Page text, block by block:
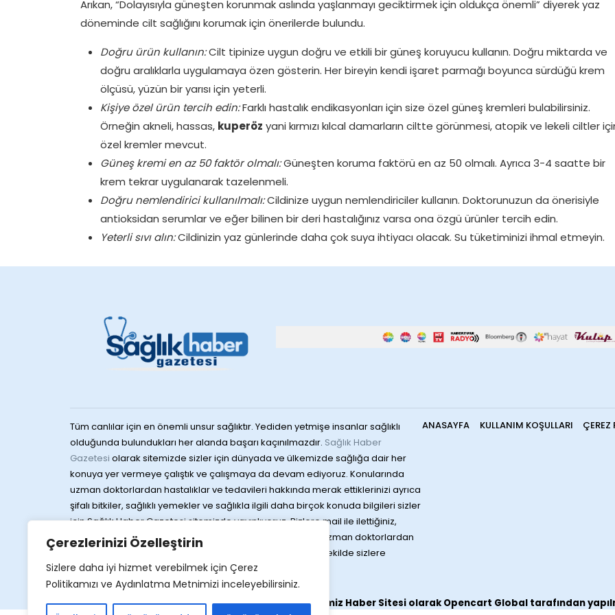
Çerezlerinizi Özelleştirin
Sizlere daha iyi hizmet verebilmek için Çerez
Politikamızı ve Aydınlatma Metnimizi inceleyebilirsiniz.
Arıkan, “Dolayısıyla güneşten korunmak aslında yaşlanmayı geciktirmek için oldukça önemli” diyerek yaz
döneminde cilt sağlığını korumak için önerilerde bulundu.
Doğru ürün kullanın:Cilt tipinize uygun doğru ve etkili bir güneş koruyucu kullanın. Doğru miktarda ve
doğru aralıklarla uygulamaya özen gösterin. Her bireyin kendi işaret parmağı boyunca sürdüğü krem
ölçüsü, yüzün bir yarısı için yeterli.
Kişiye özel ürün tercih edin:Farklı hastalık endikasyonları için size özel güneş kremleri bulabilirsiniz.
Örneğin akneli, hassas, kuperöz yani kırmızı kılcal damarların ciltte görünmesi, atopik ve lekeli ciltler
özel kremler mevcut.
Güneş kremi en az 50 faktör olmalı:Güneşten koruma faktörü en az 50 olmalı. Ayrıca 3-4 saatte bir
krem tekrar uygulanarak tazelenmeli.
Doğru nemlendirici kullanılmalı:Cildinize uygun nemlendiriciler kullanın. Doktorunuzun da önerisiyle
antioksidan serumlar ve eğer bilinen bir deri hastalığınız varsa ona özgü ürünler tercih edin.
Yeterli sıvı alın:Cildinizin yaz günlerinde daha çok suya ihtiyacı olacak. Su tüketiminizi ihmal etmeyin.
Tüm canlılar için en önemli unsur sağlıktır. Yediden yetmişe insanlar sağlıklı
olduğunda bulundukları her alanda başarı kaçınılmazdır. Sağlık Haber
Gazetesi olarak sitemizde sizler için dünyada ve ülkemizde sağlığa dair her
konuya yer vermeye çalıştık ve çalışmaya da devam ediyoruz. Konularında
uzman doktorlardan hastalıklar ve tedavileri hakkında merak ettiklerinizi ayrıca
şifalı bitkiler, sağlıklı yemekler ve sağlıkla ilgili daha birçok konuda bilgileri sizler
için Sağlık Haber Gazetesi sitemizde yayınlıyoruz. Bizlere mail ile ilettiğiniz,
sağlığa dair merak ettiğiniz konuları da yine konularında uzman doktorlardan
gelen yayınları Sağlık Haber Gazetesi sitemizden hızlı bir şekilde sizlere
ulaştırıyoruz. Sağlıklı günler dileklerimizle
ANASAYFA KULLANIM KOŞULLARI ÇEREZ
Web sitemiz Haber Sitesi olarakOpencart Global tarafından